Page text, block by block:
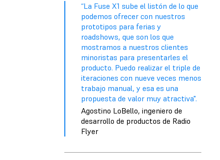
“La Fuse X1 sube el listón de lo que
podemos ofrecer con nuestros
prototipos para ferias y
roadshows, que son los que
mostramos a nuestros clientes
minoristas para presentarles el
producto. Puedo realizar el triple de
iteraciones con nueve veces menos
trabajo manual, y esa es una
propuesta de valor muy atractiva".
Agostino LoBello, ingeniero de
desarrollo de productos de Radio
Flyer